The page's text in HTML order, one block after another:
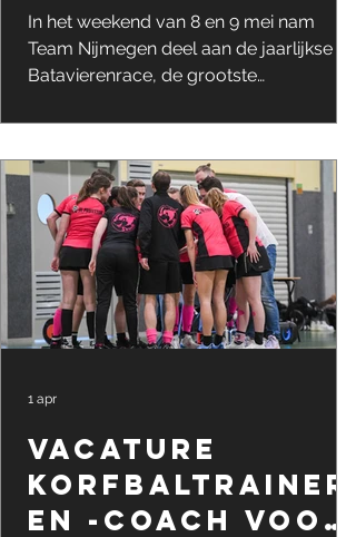
In het weekend van 8 en 9 mei nam
Team Nijmegen deel aan de jaarlijkse
Batavierenrace, de grootste
enthousiasme, sportiviteit en teamspirit
reisden onze 28 lopers en vrijwilligers af
om samen deze bijzondere uitdaging
aan te gaan. De Batavierenrace staat
bekend om haar unieke combinatie van
sportieve prestaties en gezelligheid.
Verdeeld over verschillende etappes,
variërend in afstand en
moeilijkheidsgraad, gaven onze
VACATURE
korfbaltrainer
en -coach voor
1 apr